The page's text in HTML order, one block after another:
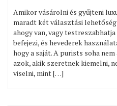
Amikor vásárolni és gyűjteni
maradt két választási
ahogy van, vagy
befejezi, és hevederek
hogy a saját. A purists soha
azok, akik szeretnek kiemelni,
viselni, mint […]